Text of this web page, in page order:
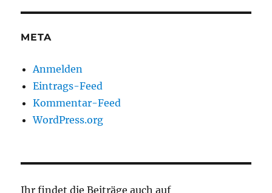
META
Anmelden
Eintrags-Feed
Kommentar-Feed
WordPress.org
Ihr findet die Beiträge auch auf